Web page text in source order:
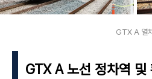
GTX A 열
GTX A 노선 정차역 및